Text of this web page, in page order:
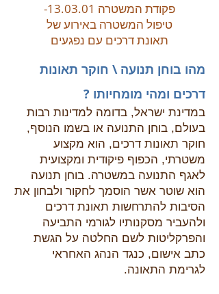
פקודת המשטרה 13.03.01-
טיפול המשטרה באירוע של
תאונת דרכים עם נפגעים
מהו בוחן תנועה \ חוקר תאונות
דרכים ומהי מומחיותו ?
במדינת ישראל, בדומה למדינות רבות
בעולם, בוחן התנועה או בשמו הנוסף,
חוקר תאונות דרכים, הוא מקצוע
משטרתי, הכפוף פיקודית ומקצועית
לאגף התנועה במשטרה. בוחן תנועה
הוא שוטר אשר הוסמך לחקור ולבחון את
הסיבות להתרחשות תאונת דרכים
ולהעביר מסקנותיו לגורמי התביעה
והפרקליטות לשם החלטה על הגשת
כתב אישום, כנגד הנהג האחראי
לגרימת התאונה.